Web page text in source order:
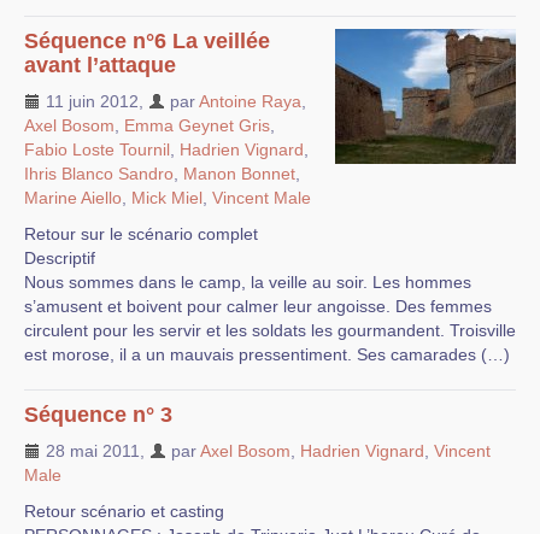
Séquence n°6 La veillée
avant l’attaque
11 juin 2012 parAntoine Raya
Axel Bosom
Emma Geynet Gris
Fabio Loste Tournil Hadrien Vignard
Ihris Blanco Sandro Manon Bonnet
Marine Aiello Mick Miel Vincent Male
Retour sur le scénario complet
Descriptif
Nous sommes dans le camp, la veille au soir. Les hommes
s’amusent et boivent pour calmer leur angoisse. Des femmes
circulent pour les servir et les soldats les gourmandent. Troisville
est morose, il a un mauvais pressentiment. Ses camarades (…)
Séquence n° 3
28 mai 2011 parAxel Bosom Hadrien Vignard Vincent
Male
Retour scénario et casting